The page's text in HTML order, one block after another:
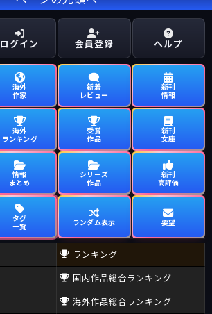
ログイン 会員登録 ヘルプ
海外
作家
新着
レビュー
新刊
情報
海外
ランキング
受賞
作品
新刊
文庫
情報
まとめ
シリーズ
作品
新刊
高評価
タグ
一覧
ランダム表示 要望
ランキング
国内作品総合ランキング
海外作品総合ランキング